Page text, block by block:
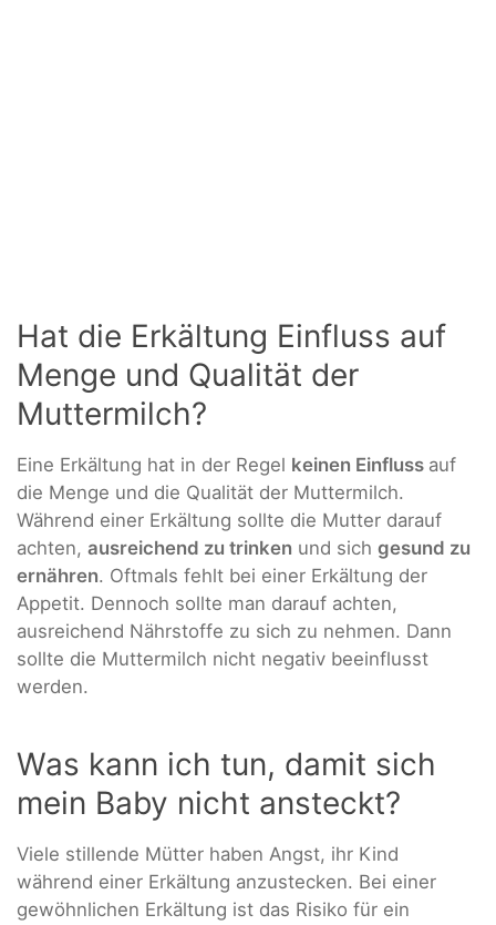
Hat die Erkältung Einfluss auf
Menge und Qualität der
Muttermilch?
Eine Erkältung hat in der Regel keinen Einfluss auf
die Menge und die Qualität der Muttermilch.
Während einer Erkältung sollte die Mutter darauf
achten, ausreichend zu trinken und sich gesund zu
ernähren. Oftmals fehlt bei einer Erkältung der
Appetit. Dennoch sollte man darauf achten,
ausreichend Nährstoffe zu sich zu nehmen. Dann
sollte die Muttermilch nicht negativ beeinflusst
werden.
Was kann ich tun, damit sich
mein Baby nicht ansteckt?
Viele stillende Mütter haben Angst, ihr Kind
während einer Erkältung anzustecken. Bei einer
gewöhnlichen Erkältung ist das Risiko für ein